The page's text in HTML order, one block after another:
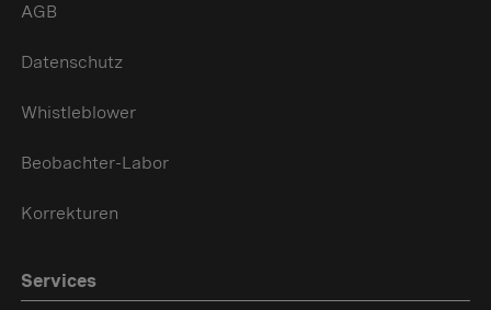
AGB
Datenschutz
Whistleblower
Beobachter-Labor
Korrekturen
Services